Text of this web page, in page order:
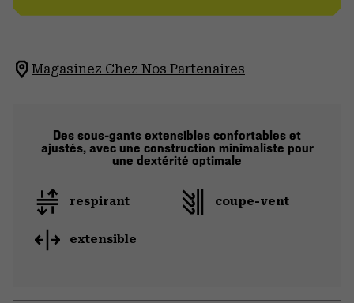
Magasinez Chez Nos Partenaires
Des sous-gants extensibles confortables et
ajustés, avec une construction minimaliste pour
une dextérité optimale
respirant coupe-vent
extensible